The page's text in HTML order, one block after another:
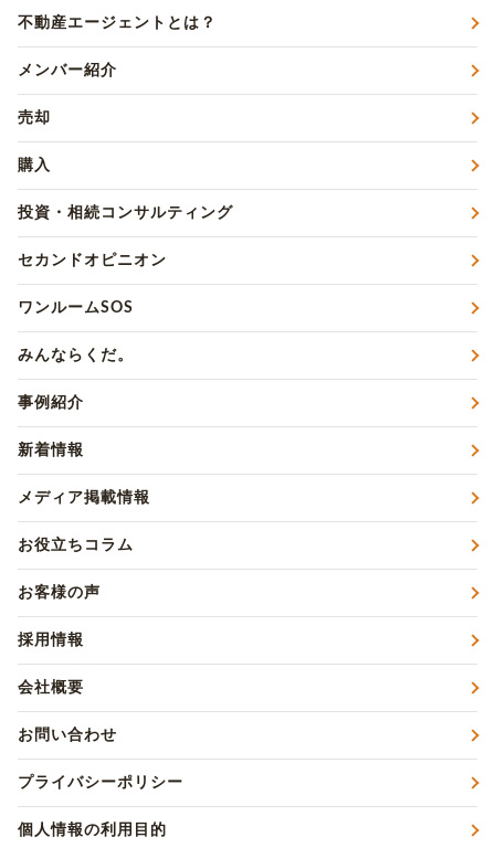
不動産エージェントとは？
メンバー紹介
売却
購入
投資・相続コンサルティング
セカンドオピニオン
ワンルームSOS
みんならくだ。
事例紹介
新着情報
メディア掲載情報
お役立ちコラム
お客様の声
採用情報
会社概要
お問い合わせ
プライバシーポリシー
個人情報の利用目的